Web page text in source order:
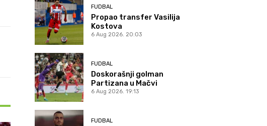
FUDBAL
Propao transfer Vasilija
Kostova
6 Aug 2026. 20:03
FUDBAL
Doskorašnji golman
Partizana u Mačvi
6 Aug 2026. 19:13
FUDBAL